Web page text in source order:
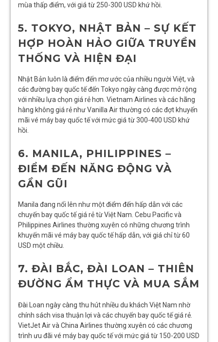
mùa thấp điểm, với giá từ 250-300 USD khứ hồi.
5. TOKYO, NHẬT BẢN – SỰ KẾT
HỢP HOÀN HẢO GIỮA TRUYỀN
THỐNG VÀ HIỆN ĐẠI
Nhật Bản luôn là điểm đến mơ ước của nhiều người Việt, và
các đường bay quốc tế đến Tokyo ngày càng được mở rộng
với nhiều lựa chọn giá rẻ hơn. Vietnam Airlines và các hãng
hàng không giá rẻ như Vanilla Air thường có các đợt khuyến
mãi vé máy bay quốc tế với mức giá từ 300-400 USD khứ
hồi.
6. MANILA, PHILIPPINES –
ĐIỂM ĐẾN NĂNG ĐỘNG VÀ
GẦN GŨI
Manila đang nổi lên như một điểm đến hấp dẫn với các
chuyến bay quốc tế giá rẻ từ Việt Nam. Cebu Pacific và
Philippines Airlines thường xuyên có những chương trình
khuyến mãi vé máy bay quốc tế hấp dẫn, với giá chỉ từ 60
USD một chiều.
7. ĐÀI BẮC, ĐÀI LOAN – THIÊN
ĐƯỜNG ẨM THỰC VÀ MUA SẮM
Đài Loan ngày càng thu hút nhiều du khách Việt Nam nhờ
chính sách visa thuận lợi và các chuyến bay quốc tế giá rẻ.
VietJet Air và China Airlines thường xuyên có các chương
trình ưu đãi vé máy bay quốc tế với mức giá từ 150-200 USD